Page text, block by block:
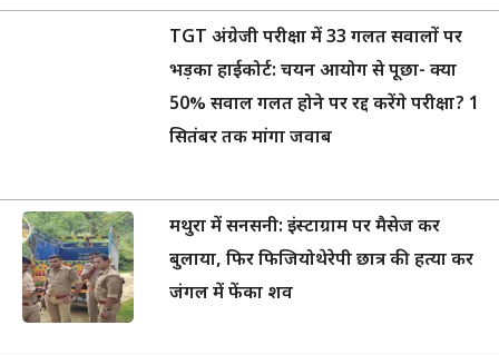
TGT अंग्रेजी परीक्षा में 33 गलत सवालों पर
भड़का हाईकोर्ट: चयन आयोग से पूछा- क्या
50% सवाल गलत होने पर रद्द करेंगे परीक्षा? 1
सितंबर तक मांगा जवाब
मथुरा में सनसनी: इंस्टाग्राम पर मैसेज कर
बुलाया, फिर फिजियोथेरेपी छात्र की हत्या कर
जंगल में फेंका शव